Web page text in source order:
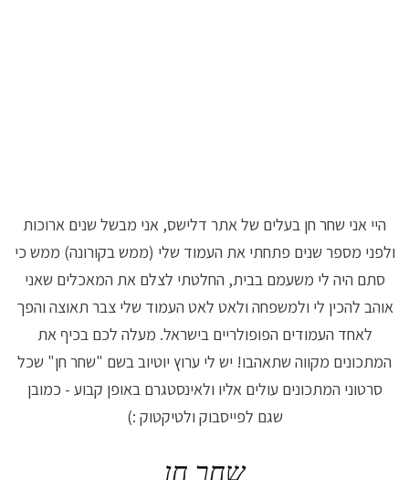
היי אני שחר חן בעלים של אתר דלישס, אני מבשל שנים ארוכות
ולפני מספר שנים פתחתי את העמוד שלי (ממש בקורונה) ממש כי
סתם היה לי משעמם בבית, החלטתי לצלם את המאכלים שאני
אוהב להכין לי ולמשפחה ולאט לאט העמוד שלי צבר תאוצה והפך
לאחד העמודים הפופולריים בישראל. מעלה לכם בכיף את
המתכונים מקווה שתאהבו! יש לי ערוץ יוטיוב בשם "שחר חן" שכל
סרטוני המתכונים עולים אליו ולאינסטגרם באופן קבוע - כמובן
שגם לפייסבוק ולטיקטוק :)
שחר חן